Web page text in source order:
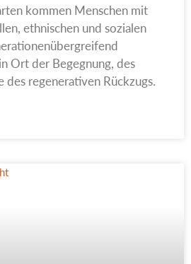
kommen Menschen mit
ethnischen und sozialen
Ort der Begegnung, des
regenerativen Rückzugs.